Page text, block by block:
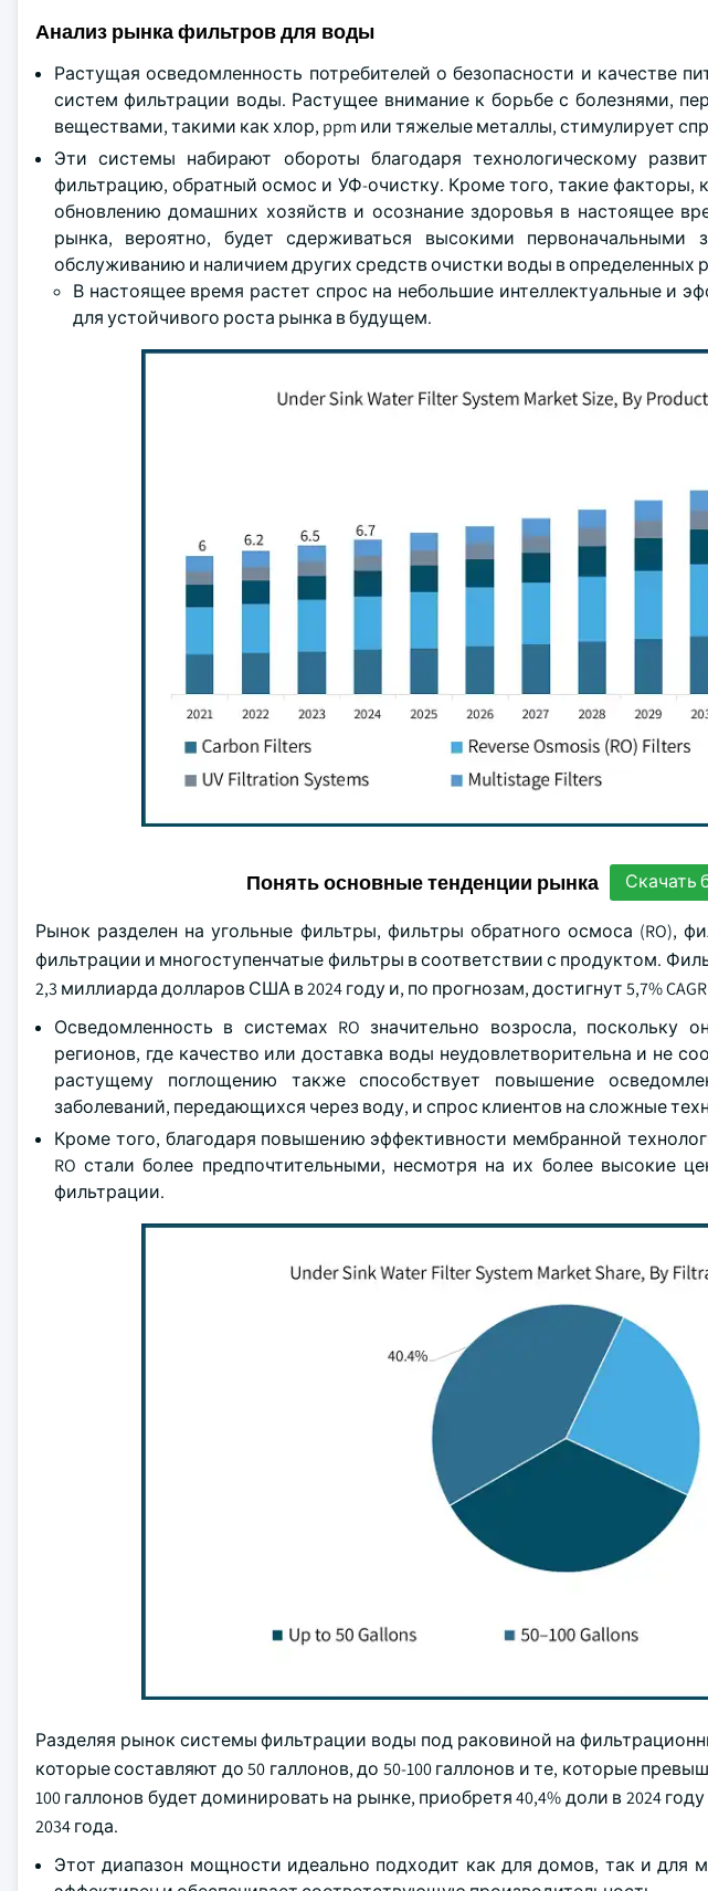
Анализ рынка фильтров для воды
Растущая осведомленность потребителей о безопасности и качестве
систем фильтрации воды. Растущее внимание к борьбе с болезнями,
веществами, такими как хлор, ppm или тяжелые металлы, стимулирует
Эти системы набирают обороты благодаря технологическому
фильтрацию, обратный осмос и УФ-очистку. Кроме того, такие факторы,
обновлению домашних хозяйств и осознание здоровья в настоящее
рынка, вероятно, будет сдерживаться высокими первоначальными
обслуживанию и наличием других средств очистки воды в определенных
В настоящее время растет спрос на небольшие интеллектуальные и
для устойчивого роста рынка в будущем.
Понять основные тенденции рынка Скачать
Рынок разделен на угольные фильтры, фильтры обратного осмоса (RO),
фильтрации и многоступенчатые фильтры в соответствии с продуктом.
2,3 миллиарда долларов США в 2024 году и, по прогнозам, достигнут 5,7%
Осведомленность в системах RO значительно возросла, поскольку
регионов, где качество или доставка воды неудовлетворительна и не
растущему поглощению также способствует повышение
заболеваний, передающихся через воду, и спрос клиентов на сложные
Кроме того, благодаря повышению эффективности мембранной
RO стали более предпочтительными, несмотря на их более высокие
фильтрации.
Разделяя рынок системы фильтрации воды под раковиной на
которые составляют до 50 галлонов, до 50-100 галлонов и те, которые
100 галлонов будет доминировать на рынке, приобретя 40,4% доли в 2024
2034 года.
Этот диапазон мощности идеально подходит как для домов, так и для